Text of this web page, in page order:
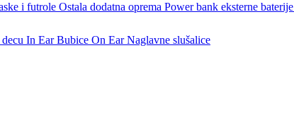
i futrole Ostala dodatna oprema Power bank eksterne baterije
In Ear Bubice On Ear Naglavne slušalice